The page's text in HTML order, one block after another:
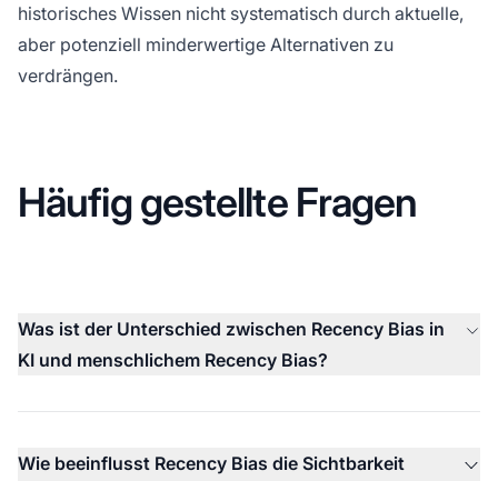
historisches Wissen nicht systematisch durch aktuelle,
aber potenziell minderwertige Alternativen zu
verdrängen.
Häufig gestellte Fragen
Was ist der Unterschied zwischen Recency Bias in
KI und menschlichem Recency Bias?
Wie beeinflusst Recency Bias die Sichtbarkeit